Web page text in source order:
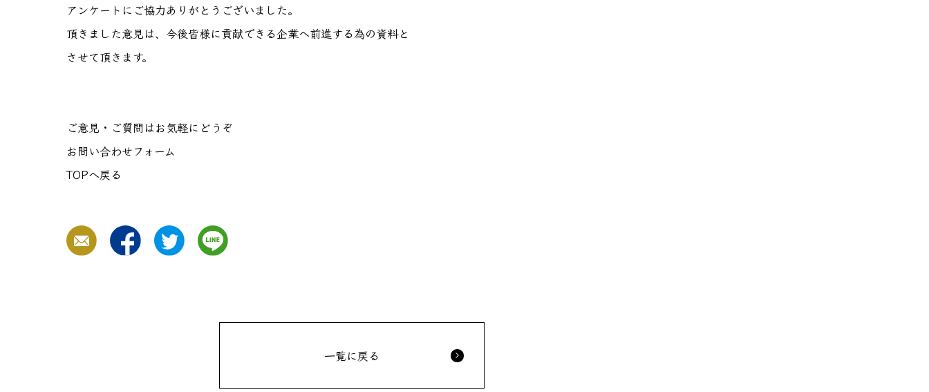
アンケートにご協力ありがとうございました。
頂きました意見は、今後皆様に貢献できる企業へ前進する為の資料と
させて頂きます。
ご意見・ご質問はお気軽にどうぞ
お問い合わせフォーム
TOPへ戻る
一覧に戻る